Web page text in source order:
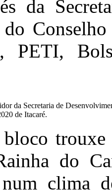
da
PETI,
da Secretaria de
de Itacaré.
do
clima